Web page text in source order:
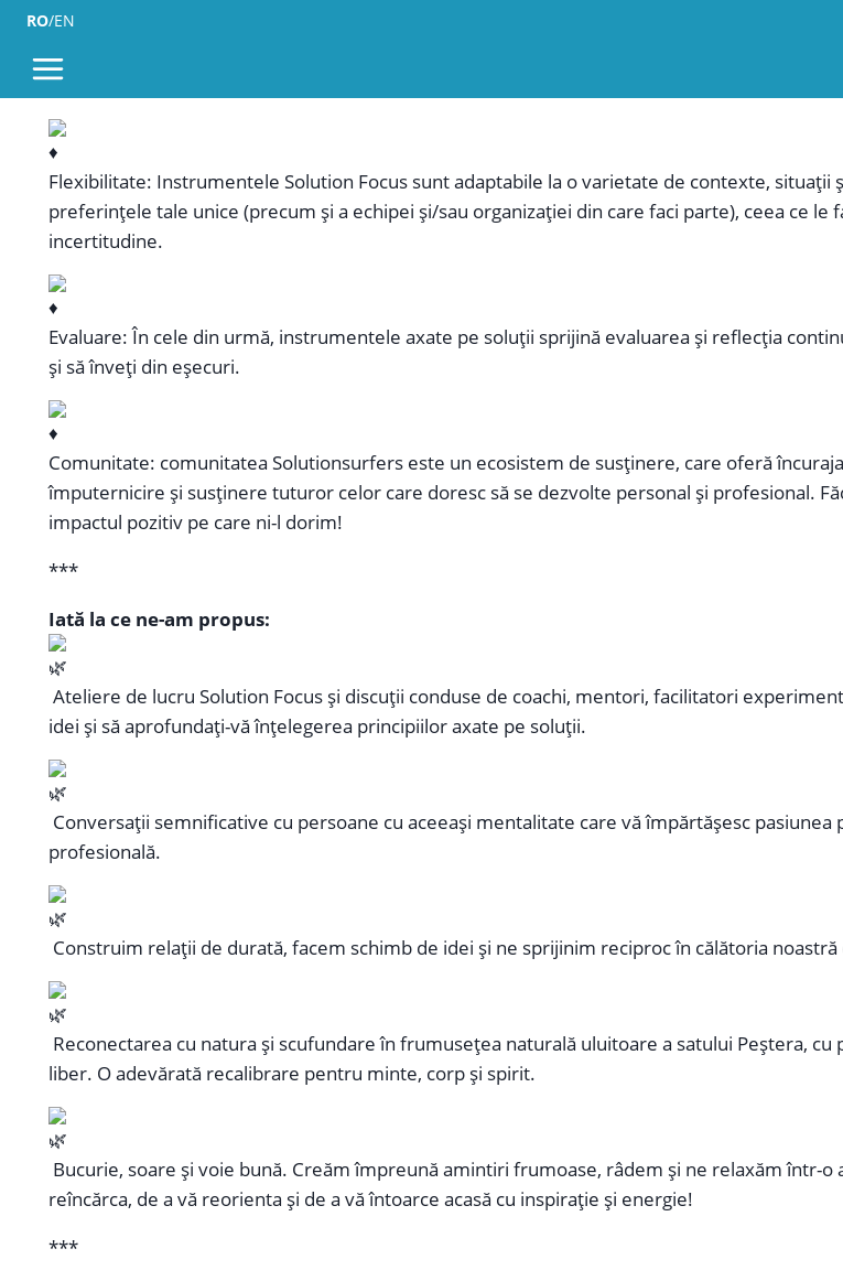
RO/EN
Orientate spre acțiune: Aceste instrumente sunt orientate spre acțiune, concentrându-se
practice. Fie că este vorba de planificarea acțiunii, de stabilirea obiectivelor sau de
concreți către rezultatele dorite.
Flexibilitate: Instrumentele Solution Focus sunt adaptabile la o varietate de contexte,
preferințele tale unice (precum și a echipei și/sau organizației din care faci parte), ceea ce
incertitudine.
Evaluare: În cele din urmă, instrumentele axate pe soluții sprijină evaluarea și reflecția
și să înveți din eșecuri.
Comunitate: comunitatea Solutionsurfers este un ecosistem de susținere, care oferă
împuternicire și susținere tuturor celor care doresc să se dezvolte personal și profesional.
impactul pozitiv pe care ni-l dorim!
***
Iată la ce ne-am propus:
Ateliere de lucru Solution Focus și discuții conduse de coachi, mentori, facilitatori
idei și să aprofundați-vă înțelegerea principiilor axate pe soluții.
Conversații semnificative cu persoane cu aceeași mentalitate care vă împărtășesc
profesională.
Construim relații de durată, facem schimb de idei și ne sprijinim reciproc în călătoria
Reconectarea cu natura și scufundare în frumusețea naturală uluitoare a satului Peștera,
liber. O adevărată recalibrare pentru minte, corp și spirit.
Bucurie, soare și voie bună. Creăm împreună amintiri frumoase, râdem și ne relaxăm într-
reîncărca, de a vă reorienta și de a vă întoarce acasă cu inspirație și energie!
***